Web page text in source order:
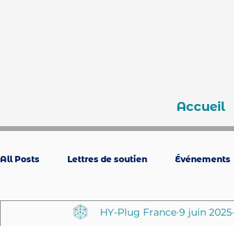
Accueil
All Posts Lettres de soutien Événements
HY-Plug France 9 juin 2025